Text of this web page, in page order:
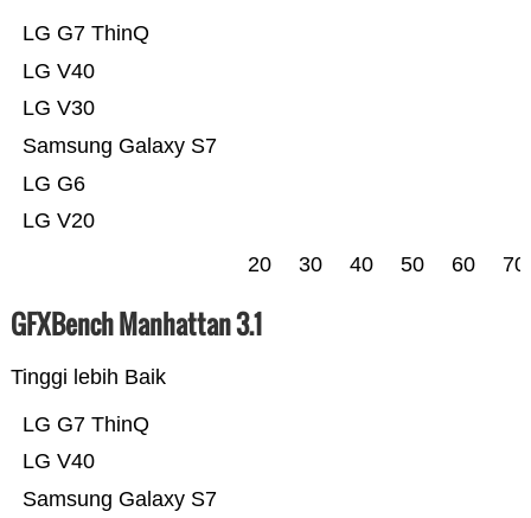
LG V20
LG G6
Samsung Galaxy S7
LG V30
LG V40
LG G7 ThinQ
20 30 40 50 60 70
GFXBench Manhattan 3.1
Tinggi lebih Baik
Samsung Galaxy S7
LG V40
LG G7 ThinQ